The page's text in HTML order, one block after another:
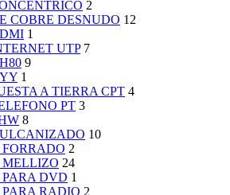
2
COBRE DESNUDO 12
1
UTP 7
9
1
A TIERRA CPT 4
PT 3
8
10
2
MELLIZO 24
DVD 1
RADIO 2